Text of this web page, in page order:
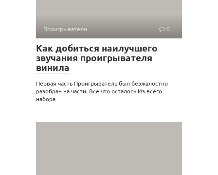
Проигрыватели 0
Как добиться наилучшего
звучания проигрывателя
винила
Первая часть Проигрыватель был безжалостно
разобран на части. Все что осталось Из всего
набора